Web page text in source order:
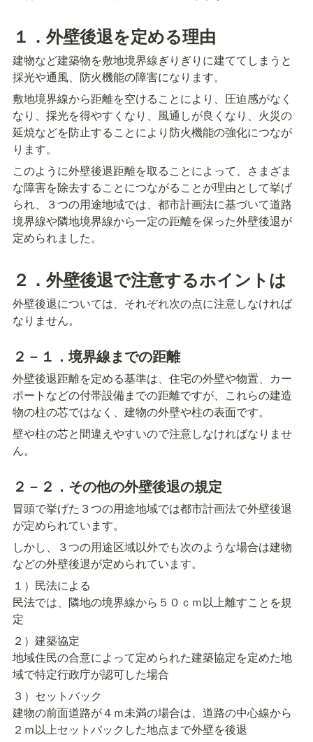
１．外壁後退を定める理由
建物など建築物を敷地境界線ぎりぎりに建ててしまうと
採光や通風、防火機能の障害になります。
敷地境界線から距離を空けることにより、圧迫感がなく
なり、採光を得やすくなり、風通しが良くなり、火災の
延焼などを防止することにより防火機能の強化につなが
ります。
このように外壁後退距離を取ることによって、さまざま
な障害を除去することにつながることが理由として挙げ
られ、３つの用途地域では、都市計画法に基づいて道路
境界線や隣地境界線から一定の距離を保った外壁後退が
定められました。
２．外壁後退で注意するホイントは
外壁後退については、それぞれ次の点に注意しなければ
なりません。
２－１．境界線までの距離
外壁後退距離を定める基準は、住宅の外壁や物置、カー
ポートなどの付帯設備までの距離ですが、これらの建造
物の柱の芯ではなく、建物の外壁や柱の表面です。
壁や柱の芯と間違えやすいので注意しなければなりませ
ん。
２－２．その他の外壁後退の規定
冒頭で挙げた３つの用途地域では都市計画法で外壁後退
が定められています。
しかし、３つの用途区域以外でも次のような場合は建物
などの外壁後退が定められています。
１）民法による
民法では、隣地の境界線から５０ｃｍ以上離すことを規
定
２）建築協定
地域住民の合意によって定められた建築協定を定めた地
域で特定行政庁が認可した場合
３）セットバック
建物の前面道路が４ｍ未満の場合は、道路の中心線から
２ｍ以上セットバックした地点まで外壁を後退